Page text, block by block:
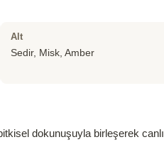
Alt
Sedir, Misk, Amber
dokunuşuyla birleşerek canlı